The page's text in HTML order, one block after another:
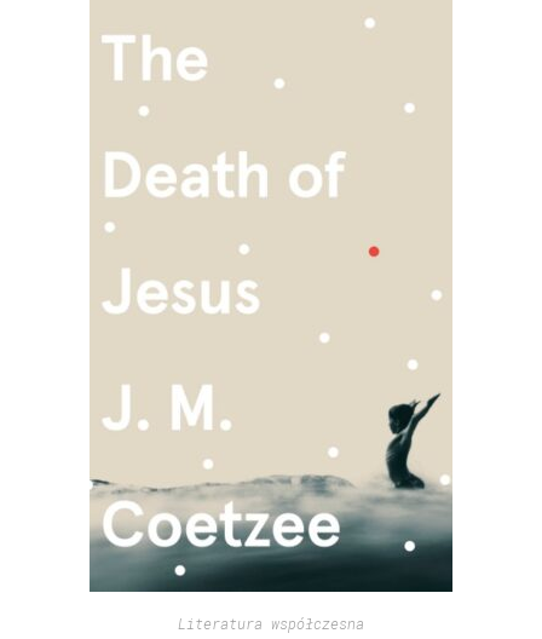
Literatura współczesna